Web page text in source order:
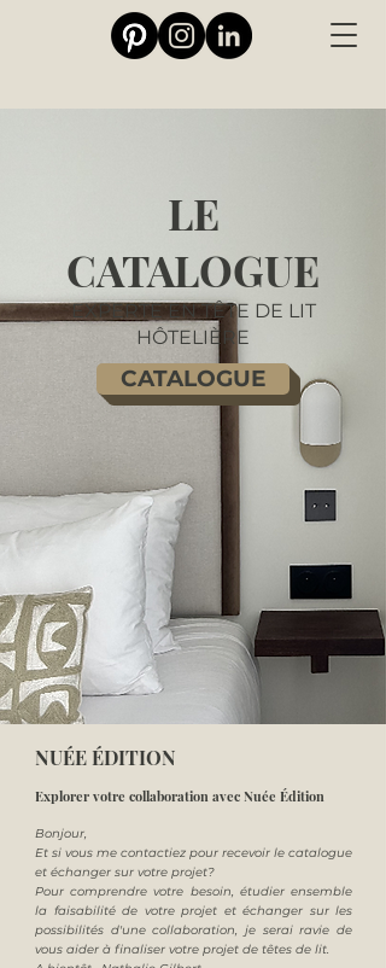
LE
CATALOGUE
EXPERTE EN TÊTE DE LIT
HÔTELIÈRE
CATALOGUE
NUÉE ÉDITION
Explorer votre collaboration avec Nuée Édition
Bonjour,
Et si vous me contactiez pour recevoir le catalogue
et échanger sur votre projet?
Pour comprendre votre besoin, étudier ensemble
la faisabilité de votre projet et échanger sur les
possibilités d'une collaboration, je serai ravie de
vous aider à finaliser votre projet de têtes de lit.